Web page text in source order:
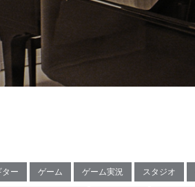
ター ゲーム ゲーム実況 スタジオ